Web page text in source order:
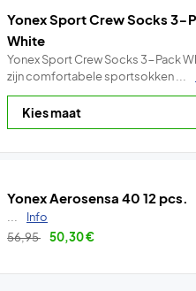
Yonex Sport Crew Socks 3-
White
Yonex Sport Crew Socks 3-Pack
zijn comfortabele sportsokken ...
Yonex Aerosensa 40 12 pcs.
Info
56,95
50,30€